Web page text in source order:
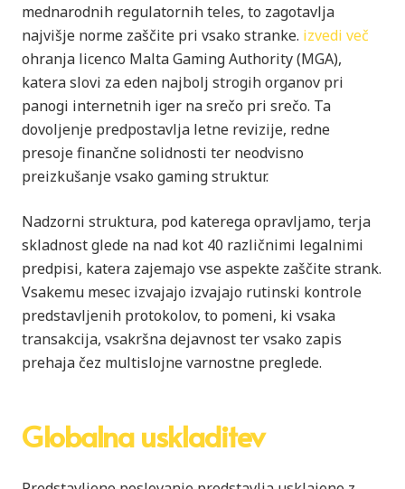
mednarodnih regulatornih teles, to zagotavlja
najvišje norme zaščite pri vsako stranke. izvedi več
ohranja licenco Malta Gaming Authority (MGA),
katera slovi za eden najbolj strogih organov pri
panogi internetnih iger na srečo pri srečo. Ta
dovoljenje predpostavlja letne revizije, redne
presoje finančne solidnosti ter neodvisno
preizkušanje vsako gaming struktur.
Nadzorni struktura, pod katerega opravljamo, terja
skladnost glede na nad kot 40 različnimi legalnimi
predpisi, katera zajemajo vse aspekte zaščite strank.
Vsakemu mesec izvajajo izvajajo rutinski kontrole
predstavljenih protokolov, to pomeni, ki vsaka
transakcija, vsakršna dejavnost ter vsako zapis
prehaja čez multislojne varnostne preglede.
Globalna uskladitev